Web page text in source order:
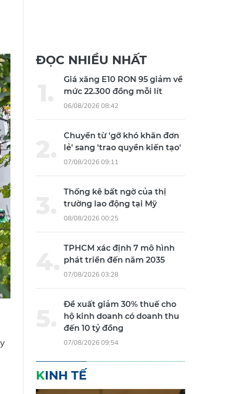
ĐỌC NHIỀU NHẤT
Giá xăng E10 RON 95 giảm về
mức 22.300 đồng mỗi lít
Chuyển từ 'gỡ khó khăn đơn
lẻ' sang 'trao quyền kiến tạo'
Thống kê bất ngờ của thị
trường lao động tại Mỹ
TPHCM xác định 7 mô hình
phát triển đến năm 2035
Đề xuất giảm 30% thuế cho
hộ kinh doanh có doanh thu
đến 10 tỷ đồng
KINH TẾ